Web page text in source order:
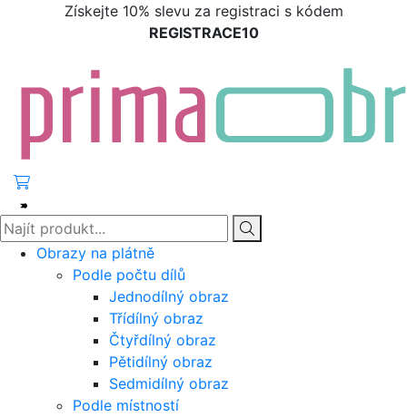
Získejte 10% slevu za registraci s kódem
REGISTRACE10
Obrazy na plátně
Podle počtu dílů
Jednodílný obraz
Třídílný obraz
Čtyřdílný obraz
Pětidílný obraz
Sedmidílný obraz
Podle místností